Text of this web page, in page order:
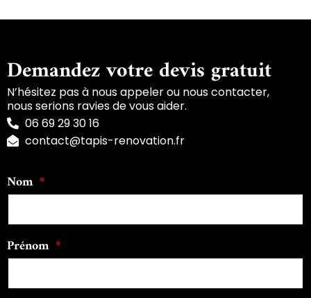
Demandez votre devis gratuit
N’hésitez pas à nous appeler ou nous contacter,
nous serions ravies de vous aider.
06 69 29 30 16
contact@tapis-renovation.fr
Nom
Prénom